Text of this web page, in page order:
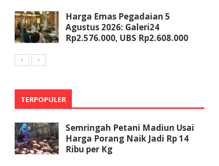
Harga Emas Pegadaian 5
Agustus 2026: Galeri24
Rp2.576.000, UBS Rp2.608.000
TERPOPULER
Semringah Petani Madiun Usai
Harga Porang Naik Jadi Rp 14
Ribu per Kg